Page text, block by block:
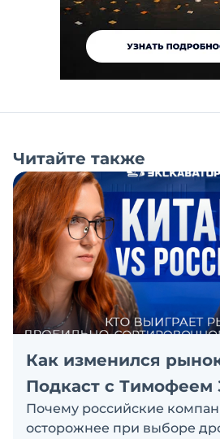
Читайте также
Как изменился
Подкаст с Тимофеем
Почему российские
осторожнее при выборе